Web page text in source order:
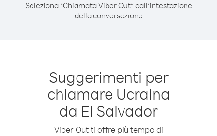
Seleziona “Chiamata Viber Out” dall’intestazione
della conversazione
Suggerimenti per
chiamare Ucraina
da El Salvador
Viber Out ti offre più tempo di